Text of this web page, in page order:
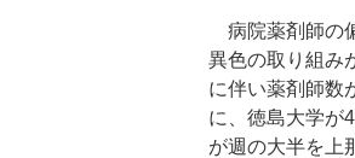
病院薬剤師の
異色の取り組み
に伴い薬剤師数
に、徳島大学が
が週の大半を上